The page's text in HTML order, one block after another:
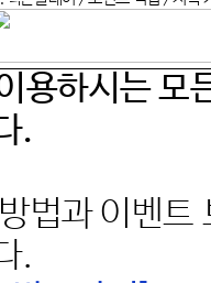
용하시는 모
.
법과 이벤트
.